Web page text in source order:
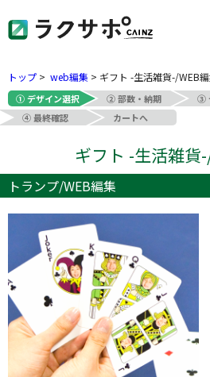
トップ > web編集 > ギフト -生活雑貨-/WEB
① デザイン選択 ② 部数・納期
③
④ 最終確認
カートへ
ギフト -生活雑貨
トランプ/WEB編集